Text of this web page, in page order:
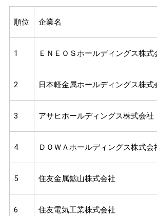
順位 企業名
1 ＥＮＥＯＳホールディングス株式
2 日本軽金属ホールディングス株式
3 アサヒホールディングス株式会社
4 ＤＯＷＡホールディングス株式会
5 住友金属鉱山株式会社
6 住友電気工業株式会社